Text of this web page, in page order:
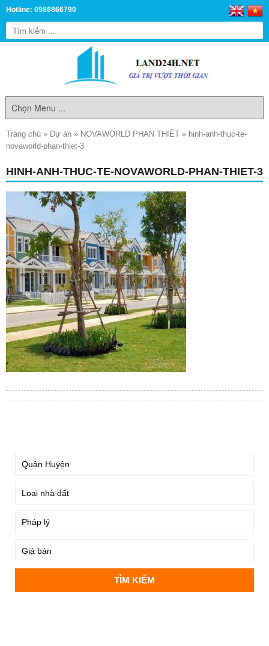
Hotline: 0986866790
Trang chủ » Dự án » NOVAWORLD PHAN THIẾT » hinh-anh-thuc-te-
novaworld-phan-thiet-3
HINH-ANH-THUC-TE-NOVAWORLD-PHAN-THIET-3